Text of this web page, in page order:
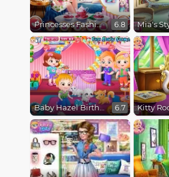
Princesses Fashion Over Coffee 6.8
Baby Hazel Birthday Surprise 6.7 Kitty